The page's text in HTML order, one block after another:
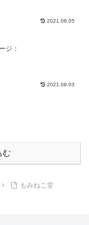
2021.08.05
ジ：
2021.08.03
む
もみねこ堂